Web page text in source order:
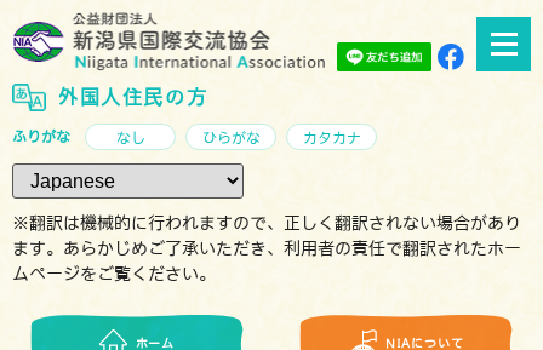
外国人住民の方
ふりがな なし ひらがな カタカナ
※翻訳は機械的に行われますので、正しく翻訳されない場合があり
ます。あらかじめご了承いただき、利用者の責任で翻訳されたホー
ムページをご覧ください。
ホーム NIAについて